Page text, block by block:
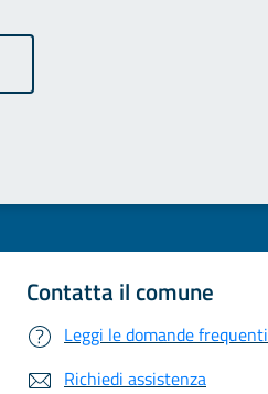
Contatta il comune
Leggi le domande frequenti
Richiedi assistenza